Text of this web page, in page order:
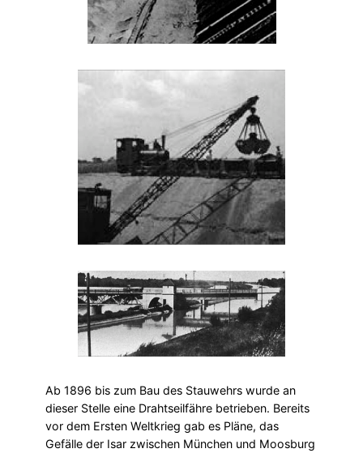
Ab 1896 bis zum Bau des Stauwehrs wurde an
dieser Stelle eine Drahtseilfähre betrieben. Bereits
vor dem Ersten Weltkrieg gab es Pläne, das
Gefälle der Isar zwischen München und Moosburg